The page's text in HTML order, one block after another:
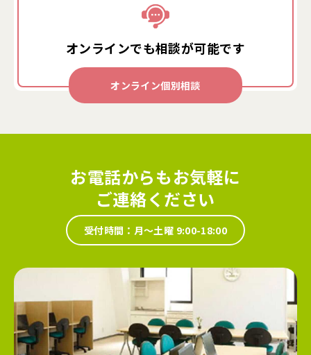
オンラインでも相談が可能です
オンライン個別相談
お電話からもお気軽に
ご連絡ください
受付時間：月～土曜 9:00-18:00